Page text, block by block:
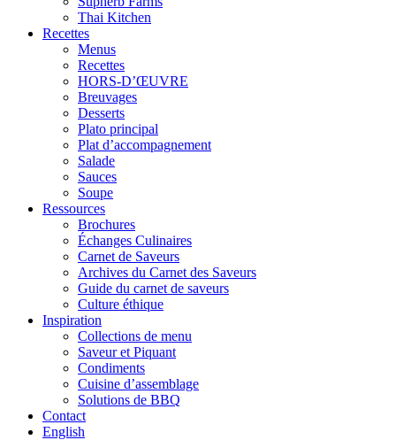
Thai Kitchen
Recettes
Menus
Recettes
HORS-D’ŒUVRE
Breuvages
Desserts
Plato principal
Plat d’accompagnement
Salade
Sauces
Soupe
Ressources
Brochures
Échanges Culinaires
Carnet de Saveurs
Archives du Carnet des Saveurs
Guide du carnet de saveurs
Culture éthique
Inspiration
Collections de menu
Saveur et Piquant
Condiments
Cuisine d’assemblage
Solutions de BBQ
Contact
English